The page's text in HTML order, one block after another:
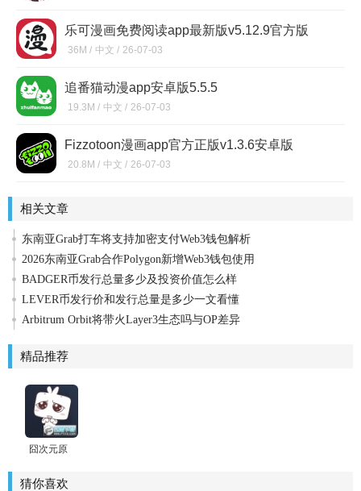
乐可漫画免费阅读app最新版v5.12.9官方版
36M / 中文 / 26-07-03
追番猫动漫app安卓版5.5.5
19.3M / 中文 / 26-07-03
Fizzotoon漫画app官方正版v1.3.6安卓版
20.8M / 中文 / 26-07-03
相关文章
东南亚Grab打车将支持加密支付Web3钱包解析
2026东南亚Grab合作Polygon新增Web3钱包使用
BADGER币发行总量多少及投资价值怎么样
LEVER币发行价和发行总量是多少一文看懂
Arbitrum Orbit将带火Layer3生态吗与OP差异
精品推荐
囧次元原
解锁纯净
猜你喜欢